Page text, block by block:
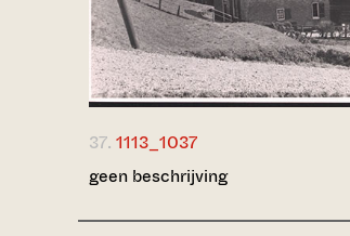
37. 1113_1037
geen beschrijving